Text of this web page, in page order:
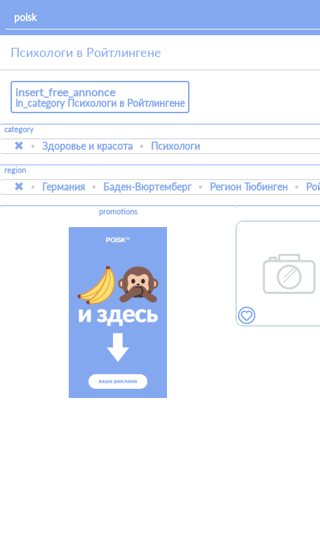
Психологи в Ройтлингене
insert_free_annonce
in_category Психологи в Ройтлингене
category
Здоровье и красота Психологи
region
Германия Баден-Вюртемберг Регион Тюбинген
promotions